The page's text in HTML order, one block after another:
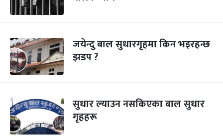
जयेन्दु बाल सुधारगृहमा किन भइरहन्छ
झडप ?
सुधार ल्याउन नसकिएका बाल सुधार
गृहहरू